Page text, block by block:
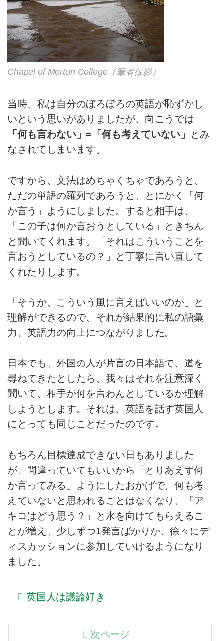
Chapel of Merton College（筆者撮影）
当時、私は自分のぼろぼろの英語が恥ずかし
いという思いがありましたが、向こうでは
「何も言わない」=「何も考えていない」
とみ
なされてしまいます。
ですから、文法はめちゃくちゃであろうと、
ただの単語の羅列であろうと、とにかく「何
か言う」ようにしました。すると相手は、
「この子は何か言おうとしている」ときちん
と聞いてくれます。「それはこういうことを
言おうとしているの？」と丁寧に言い直して
くれたりします。
「そうか、こういう風に言えばいいのか」と
理解ができるので、それが結果的に私の語彙
力、英語力の向上につながりました。
日本でも、外国の人が片言の日本語で、道を
尋ねてきたとしたら、我々はそれを注意深く
聞いて、相手が何を言わんとしているか理解
しようとします。それは、英語を話す英国人
にとっても同じことだったのです。
もちろん目標達成できない日もありました
が、間違っていてもいいから「とりあえず何
か言ってみる」ようにしたおかげで、何も考
えていないと思われることはなくなり、「ア
キコはどう思う？」と水を向けてもらえるこ
とが増え、少しずつ1発言ばかりか、徐々にデ
ィスカッションに参加していけるようになり
ました。
英国人は議論好き
次ページ